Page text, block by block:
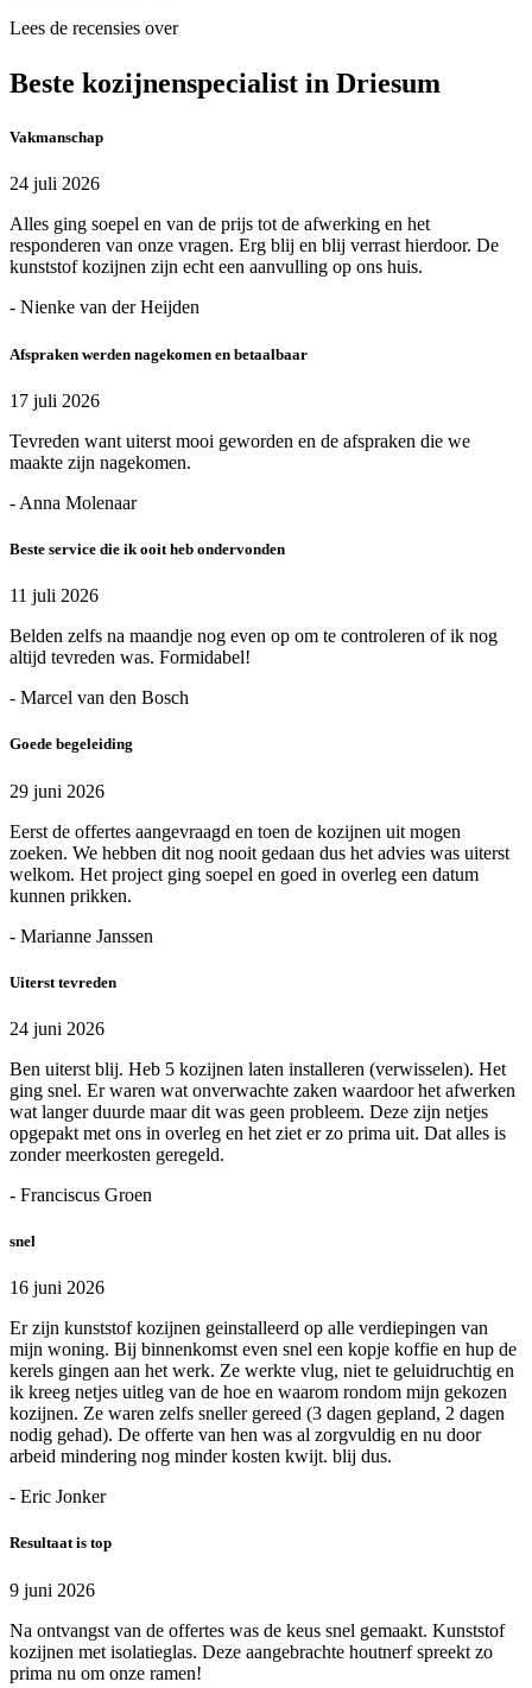
Lees de recensies over
Beste kozijnenspecialist in Driesum
Vakmanschap
24 juli 2026
Alles ging soepel en van de prijs tot de afwerking en het
responderen van onze vragen. Erg blij en blij verrast hierdoor. De
kunststof kozijnen zijn echt een aanvulling op ons huis.
- Nienke van der Heijden
Afspraken werden nagekomen en betaalbaar
17 juli 2026
Tevreden want uiterst mooi geworden en de afspraken die we
maakte zijn nagekomen.
- Anna Molenaar
Beste service die ik ooit heb ondervonden
11 juli 2026
Belden zelfs na maandje nog even op om te controleren of ik nog
altijd tevreden was. Formidabel!
- Marcel van den Bosch
Goede begeleiding
29 juni 2026
Eerst de offertes aangevraagd en toen de kozijnen uit mogen
zoeken. We hebben dit nog nooit gedaan dus het advies was uiterst
welkom. Het project ging soepel en goed in overleg een datum
kunnen prikken.
- Marianne Janssen
Uiterst tevreden
24 juni 2026
Ben uiterst blij. Heb 5 kozijnen laten installeren (verwisselen). Het
ging snel. Er waren wat onverwachte zaken waardoor het afwerken
wat langer duurde maar dit was geen probleem. Deze zijn netjes
opgepakt met ons in overleg en het ziet er zo prima uit. Dat alles is
zonder meerkosten geregeld.
- Franciscus Groen
snel
16 juni 2026
Er zijn kunststof kozijnen geinstalleerd op alle verdiepingen van
mijn woning. Bij binnenkomst even snel een kopje koffie en hup de
kerels gingen aan het werk. Ze werkte vlug, niet te geluidruchtig en
ik kreeg netjes uitleg van de hoe en waarom rondom mijn gekozen
kozijnen. Ze waren zelfs sneller gereed (3 dagen gepland, 2 dagen
nodig gehad). De offerte van hen was al zorgvuldig en nu door
arbeid mindering nog minder kosten kwijt. blij dus.
- Eric Jonker
Resultaat is top
9 juni 2026
Na ontvangst van de offertes was de keus snel gemaakt. Kunststof
kozijnen met isolatieglas. Deze aangebrachte houtnerf spreekt zo
prima nu om onze ramen!